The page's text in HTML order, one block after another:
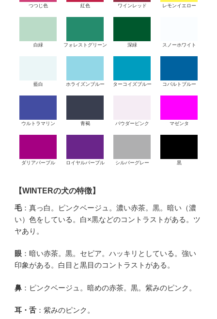
つつじ色 紅色 ワインレッド レモンイエロー
白緑 フォレストグリーン 深緑 スノーホワイト
藍白 ホライズンブルー ターコイズブルー コバルトブルー
ウルトラマリン 青褐 パウダーピンク マゼンタ
ダリアパープル ロイヤルパープル シルバーグレー 黒
【WINTERの犬の特徴】
毛：真っ白。ピンクベージュ。濃い赤茶。黒。暗い（濃
い）色をしている。白×黒などのコントラストがある。 ツ
ヤあり。
眼 ：暗い赤茶。黒。セピア。ハッキリとしている。強い
印象がある。白目と黒目のコントラストがある。
鼻 ：ピンクベージュ。暗めの赤茶。黒。紫みのピンク。
耳・舌 ：紫みのピンク。